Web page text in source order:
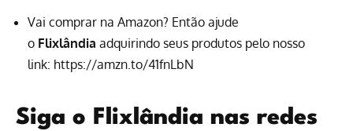
Vai comprar na Amazon? Então ajude
o Flixlândia adquirindo seus produtos pelo nosso
link: https://amzn.to/41fnLbN
Siga o Flixlândia nas redes